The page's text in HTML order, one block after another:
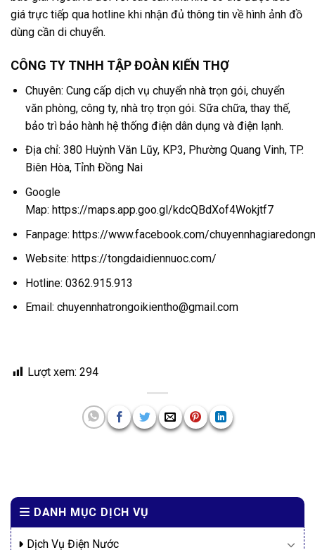
giá trực tiếp qua hotline khi nhận đủ thông tin về hình ảnh đồ
dùng cần di chuyển.
CÔNG TY TNHH TẬP ĐOÀN KIẾN THỢ
Chuyên: Cung cấp dịch vụ chuyển nhà trọn gói, chuyển
văn phòng, công ty, nhà trọ trọn gói. Sữa chữa, thay thế,
bảo trì bảo hành hệ thống điện dân dụng và điện lạnh.
Địa chỉ: 380 Huỳnh Văn Lũy, KP3, Phường Quang Vinh, TP.
Biên Hòa, Tỉnh Đồng Nai
Google
Map: https://maps.app.goo.gl/kdcQBdXof4Wokjtf7
Fanpage: https://www.facebook.com/
Website: https://tongdaidiennuoc.com/
Hotline: 0362.915.913
Email: chuyennhatrongoikientho@gmail.com
Lượt xem: 294
DANH MỤC DỊCH VỤ
Dịch Vụ Điện Nước